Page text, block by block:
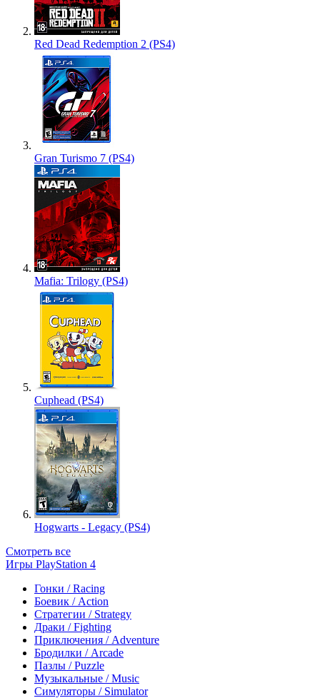
Red Dead Redemption 2 (PS4)
Gran Turismo 7 (PS4)
Mafia: Trilogy (PS4)
Cuphead (PS4)
Hogwarts - Legacy (PS4)
Смотреть все
Игры PlayStation 4
Гонки / Racing
Боевик / Action
Стратегии / Strategy
Драки / Fighting
Приключения / Adventure
Бродилки / Arcade
Пазлы / Puzzle
Музыкальные / Music
Симуляторы / Simulator